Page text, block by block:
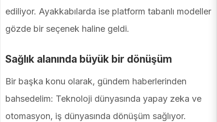
ediliyor. Ayakkabılarda ise platform tabanlı modeller
gözde bir seçenek haline geldi.
Sağlık alanında büyük bir dönüşüm
Bir başka konu olarak, gündem haberlerinden
bahsedelim: Teknoloji dünyasında yapay zeka ve
otomasyon, iş dünyasında dönüşüm sağlıyor.